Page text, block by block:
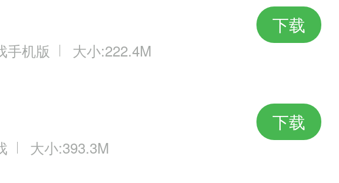
手机版 大小:222.4M
下载
大小:393.3M
下载